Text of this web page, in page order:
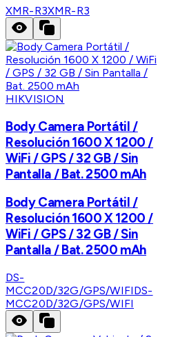
XMR-R3XMR-R3
HIKVISION
Body Camera Portátil /
Resolución 1600 X 1200 /
WiFi / GPS / 32 GB / Sin
Pantalla / Bat. 2500 mAh
Body Camera Portátil /
Resolución 1600 X 1200 /
WiFi / GPS / 32 GB / Sin
Pantalla / Bat. 2500 mAh
DS-
MCC20D/32G/GPS/WIFIDS-
MCC20D/32G/GPS/WIFI